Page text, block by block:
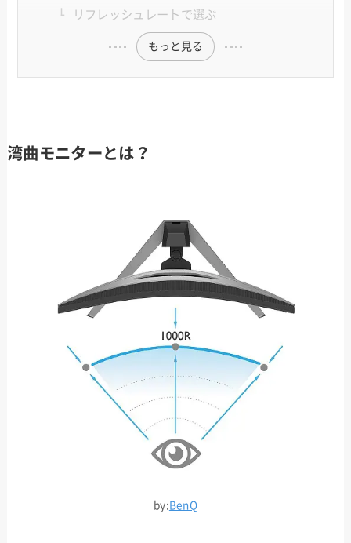
リフレッシュレートで選ぶ
もっと見る
湾曲モニターとは？
by:BenQ